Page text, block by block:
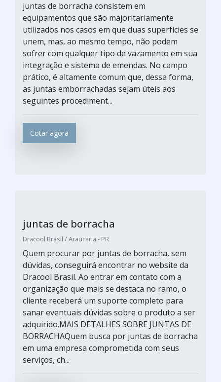
juntas de borracha consistem em
equipamentos que são majoritariamente
utilizados nos casos em que duas superfícies se
unem, mas, ao mesmo tempo, não podem
sofrer com qualquer tipo de vazamento em sua
integração e sistema de emendas. No campo
prático, é altamente comum que, dessa forma,
as juntas emborrachadas sejam úteis aos
seguintes procediment...
Cotar agora
juntas de borracha
Dracool Brasil / Araucaria - PR
Quem procurar por juntas de borracha, sem
dúvidas, conseguirá encontrar no website da
Dracool Brasil. Ao entrar em contato com a
organização que mais se destaca no ramo, o
cliente receberá um suporte completo para
sanar eventuais dúvidas sobre o produto a ser
adquirido.MAIS DETALHES SOBRE JUNTAS DE
BORRACHAQuem busca por juntas de borracha
em uma empresa comprometida com seus
serviços, ch...